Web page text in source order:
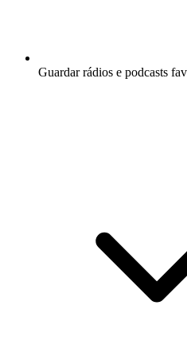
Guardar rádios e podcasts